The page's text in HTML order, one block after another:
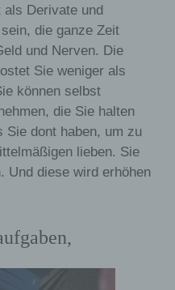
Derivate und
die ganze Zeit
und Nerven. Die
Sie weniger als
können selbst
die Sie halten
dont haben, um zu
lieben. Sie
Und diese wird erhöhen
Server verwenden
eine sogenannte
ist eine eindeutige Kennung
einer Zeichenfolge, durch
dem konkreten
werden können, in dem das
Dies ermöglicht es den
Servern, den individuellen
von anderen
Cookies enthalten, zu
Internetbrowser kann
und identifiziert
kann den Nutzern
nicht möglich wären.